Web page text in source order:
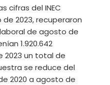
cifras del INEC
2023, recuperaron
de agosto de
1.920.642
2023 un total de
se reduce del
2020 a agosto de